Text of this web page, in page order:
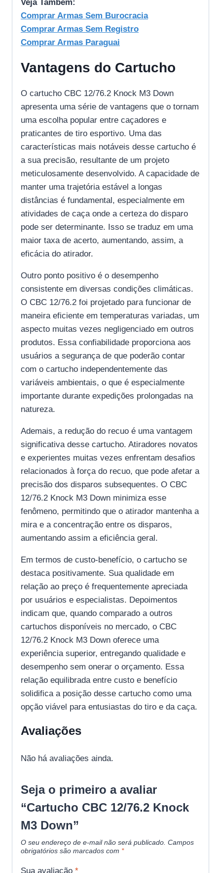
Veja Também:
Comprar Armas Sem Burocracia
Comprar Armas Sem Registro
Comprar Armas Paraguai
Vantagens do Cartucho
O cartucho CBC 12/76.2 Knock M3 Down
apresenta uma série de vantagens que o tornam
uma escolha popular entre caçadores e
praticantes de tiro esportivo. Uma das
características mais notáveis desse cartucho é
a sua precisão, resultante de um projeto
meticulosamente desenvolvido. A capacidade de
manter uma trajetória estável a longas
distâncias é fundamental, especialmente em
atividades de caça onde a certeza do disparo
pode ser determinante. Isso se traduz em uma
maior taxa de acerto, aumentando, assim, a
eficácia do atirador.
Outro ponto positivo é o desempenho
consistente em diversas condições climáticas.
O CBC 12/76.2 foi projetado para funcionar de
maneira eficiente em temperaturas variadas, um
aspecto muitas vezes negligenciado em outros
produtos. Essa confiabilidade proporciona aos
usuários a segurança de que poderão contar
com o cartucho independentemente das
variáveis ambientais, o que é especialmente
importante durante expedições prolongadas na
natureza.
Ademais, a redução do recuo é uma vantagem
significativa desse cartucho. Atiradores novatos
e experientes muitas vezes enfrentam desafios
relacionados à força do recuo, que pode afetar a
precisão dos disparos subsequentes. O CBC
12/76.2 Knock M3 Down minimiza esse
fenômeno, permitindo que o atirador mantenha a
mira e a concentração entre os disparos,
aumentando assim a eficiência geral.
Em termos de custo-benefício, o cartucho se
destaca positivamente. Sua qualidade em
relação ao preço é frequentemente apreciada
por usuários e especialistas. Depoimentos
indicam que, quando comparado a outros
cartuchos disponíveis no mercado, o CBC
12/76.2 Knock M3 Down oferece uma
experiência superior, entregando qualidade e
desempenho sem onerar o orçamento. Essa
relação equilibrada entre custo e benefício
solidifica a posição desse cartucho como uma
opção viável para entusiastas do tiro e da caça.
Avaliações
Não há avaliações ainda.
Seja o primeiro a avaliar
“Cartucho CBC 12/76.2 Knock
M3 Down”
O seu endereço de e-mail não será publicado. Campos
obrigatórios são marcados com *
Sua avaliação *